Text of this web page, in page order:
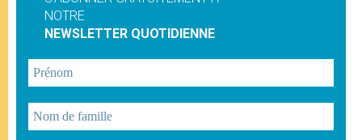
NOTRE
NEWSLETTER QUOTIDIENNE